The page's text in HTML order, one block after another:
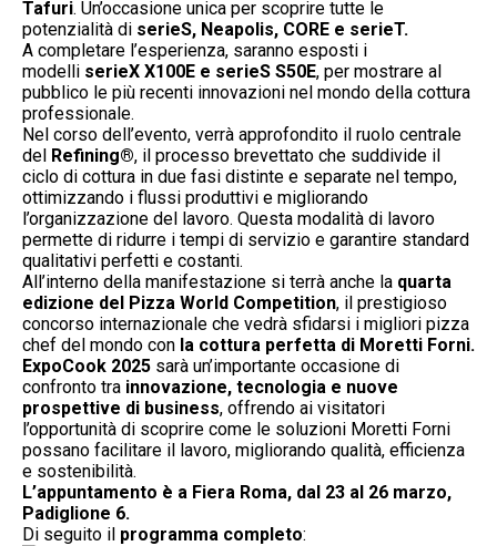
Tafuri. Un’occasione unica per scoprire tutte le
potenzialità di serieS, Neapolis, CORE e serieT.
A completare l’esperienza, saranno esposti i
modelli serieX X100E e serieS S50E, per mostrare al
pubblico le più recenti innovazioni nel mondo della cottura
professionale.
Nel corso dell’evento, verrà approfondito il ruolo centrale
del Refining®, il processo brevettato che suddivide il
ciclo di cottura in due fasi distinte e separate nel tempo,
ottimizzando i flussi produttivi e migliorando
l’organizzazione del lavoro. Questa modalità di lavoro
permette di ridurre i tempi di servizio e garantire standard
qualitativi perfetti e costanti.
All’interno della manifestazione si terrà anche la quarta
edizione del Pizza World Competition, il prestigioso
concorso internazionale che vedrà sfidarsi i migliori pizza
chef del mondo con la cottura perfetta di Moretti Forni.
ExpoCook 2025 sarà un’importante occasione di
confronto tra innovazione, tecnologia e nuove
prospettive di business, offrendo ai visitatori
l’opportunità di scoprire come le soluzioni Moretti Forni
possano facilitare il lavoro, migliorando qualità, efficienza
e sostenibilità.
L’appuntamento è a Fiera Roma, dal 23 al 26 marzo,
Padiglione 6.
Di seguito il programma completo: